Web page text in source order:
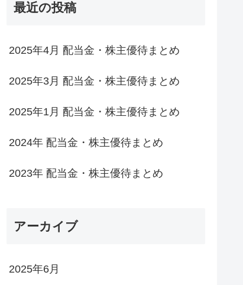
最近の投稿
2025年4月 配当金・株主優待まとめ
2025年3月 配当金・株主優待まとめ
2025年1月 配当金・株主優待まとめ
2024年 配当金・株主優待まとめ
2023年 配当金・株主優待まとめ
アーカイブ
2025年6月